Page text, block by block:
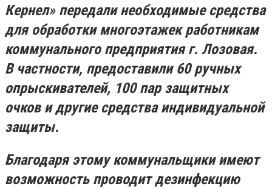
Кернел» передали необходимые средства
для обработки многоэтажек работникам
коммунального предприятия г. Лозовая.
В частности, предоставили 60 ручных
опрыскивателей, 100 пар защитных
очков и другие средства индивидуальной
защиты.
Благодаря этому коммунальщики имеют
возможность проводит дезинфекцию